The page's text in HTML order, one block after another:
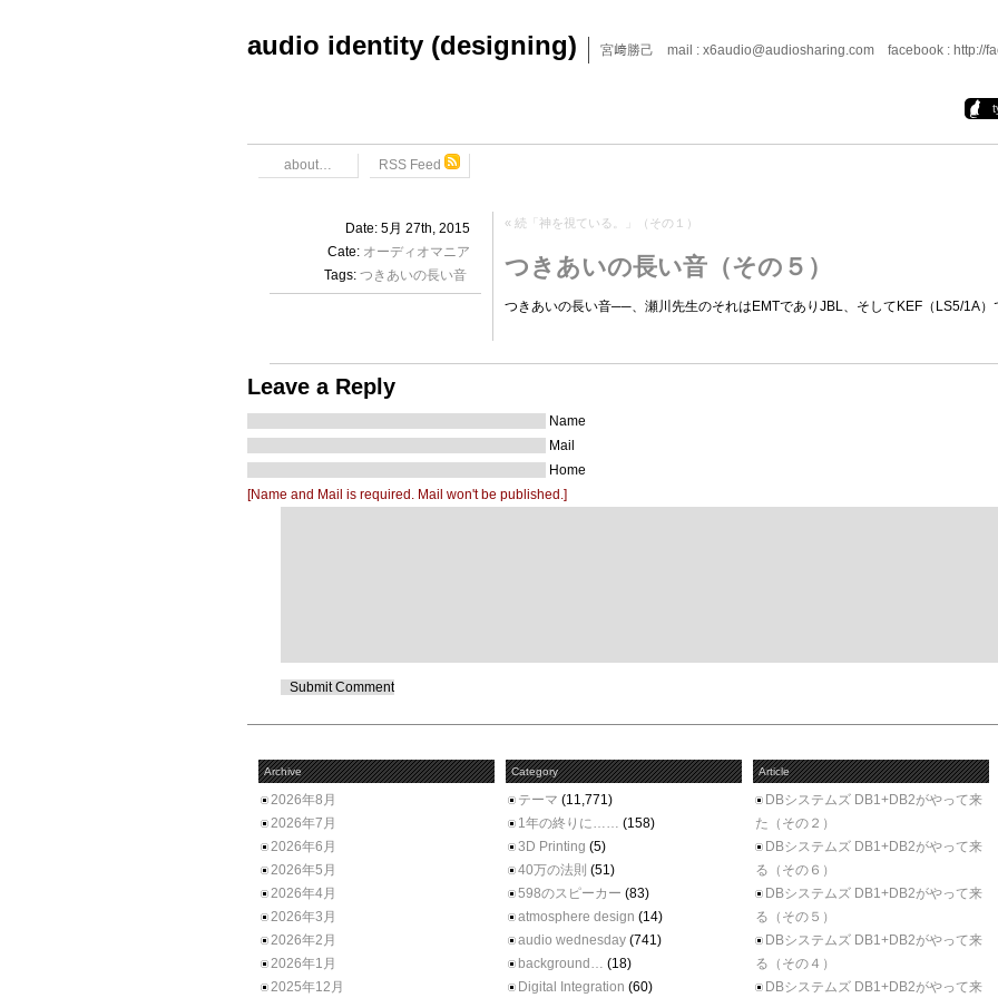
audio identity (designing) 宮﨑勝己 mail : x6audio@audiosharing.com facebook : http://
about… RSS Feed
Date: 5月 27th, 2015
Cate: オーディオマニア
Tags: つきあいの長い音
« 続「神を視ている。」（その１）
つきあいの長い音（その５）
つきあいの長い音──、瀬川先生のそれはEMTでありJBL、そしてKEF（LS5/1A）
Leave a Reply
Name
Mail
Home
[Name and Mail is required. Mail won't be published.]
Archive
2026年8月
2026年7月
2026年6月
2026年5月
2026年4月
2026年3月
2026年2月
2026年1月
2025年12月
Category
テーマ (11,771)
1年の終りに…… (158)
3D Printing (5)
40万の法則 (51)
598のスピーカー (83)
atmosphere design (14)
audio wednesday (741)
background… (18)
Digital Integration (60)
Article
DBシステムズ DB1+DB2がやって来
た（その２）
DBシステムズ DB1+DB2がやって来
る（その６）
DBシステムズ DB1+DB2がやって来
る（その５）
DBシステムズ DB1+DB2がやって来
る（その４）
DBシステムズ DB1+DB2がやって来